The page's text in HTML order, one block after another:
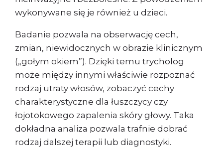
wykonywane się je również u dzieci.
Badanie pozwala na obserwację cech,
zmian, niewidocznych w obrazie klinicznym
(„gołym okiem”). Dzięki temu trycholog
może między innymi właściwie rozpoznać
rodzaj utraty włosów, zobaczyć cechy
charakterystyczne dla łuszczycy czy
łojotokowego zapalenia skóry głowy. Taka
dokładna analiza pozwala trafnie dobrać
rodzaj dalszej terapii lub diagnostyki.